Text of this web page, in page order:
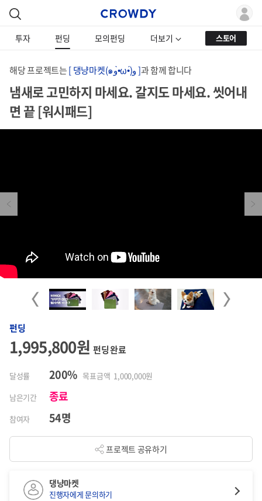
투자 펀딩 모의펀딩 더보기 스토어
해당 프로젝트는 [ 댕냥마켓(๑و•̀ω•́)و ]과 함께 합니다
냄새로 고민하지 마세요. 갈지도 마세요. 씻어내
면 끝 [워시패드]
Previous Next
Previous Next
펀딩
1,995,800원펀딩 완료
달성률 200% 목표금액 1,000,000원
남은기간
종료
참여자 54명
프로젝트 공유하기
댕냥마켓
진행자에게 문의하기